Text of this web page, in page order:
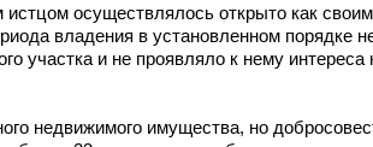
осуществлялось открыто как
владения в установленном порядке
участка и не проявляло к нему интереса
недвижимого имущества, но